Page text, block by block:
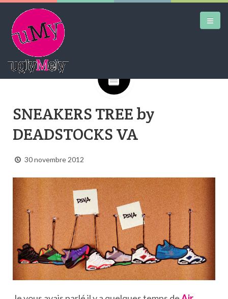
AIRTRAINERPEDIA
STREET ART
CONTACT
Google+
SNEAKERS TREE by
DEADSTOCKS VA
30 novembre 2012